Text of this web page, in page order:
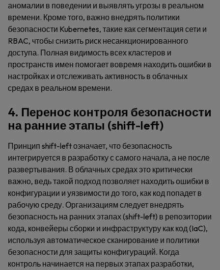
аномалии в поведении и выявлять угрозы в реальном
времени. Кроме того, важно внедрять политики
безопасности Kubernetes, такие как сегментация сети и
RBAC, чтобы снизить риск несанкционированного
доступа. Полная видимость всех кластеров и
пространств имен помогает вовремя находить ошибки в
настройках и отслеживать активность в облачных
средах в реальном времени.
4. Перенос контроля безопасности
на ранние этапы (shift-left)
Принцип shift-left означает, что безопасность
интегрируется в разработку с самого начала, а не после
развертывания. В облачных средах это критически
важно, ведь такой подход позволяет находить ошибки в
конфигурации и уязвимости до того, как код попадет в
рабочую среду. Организациям следует внедрять
безопасность на ранних этапах (shift-left) в репозитории
кода, конвейеры сборки и инфраструктуру как код (IaC),
используя автоматическое сканирование и политики
безопасности для защиты конфигураций. Когда
контроль начинается на первых этапах разработки,